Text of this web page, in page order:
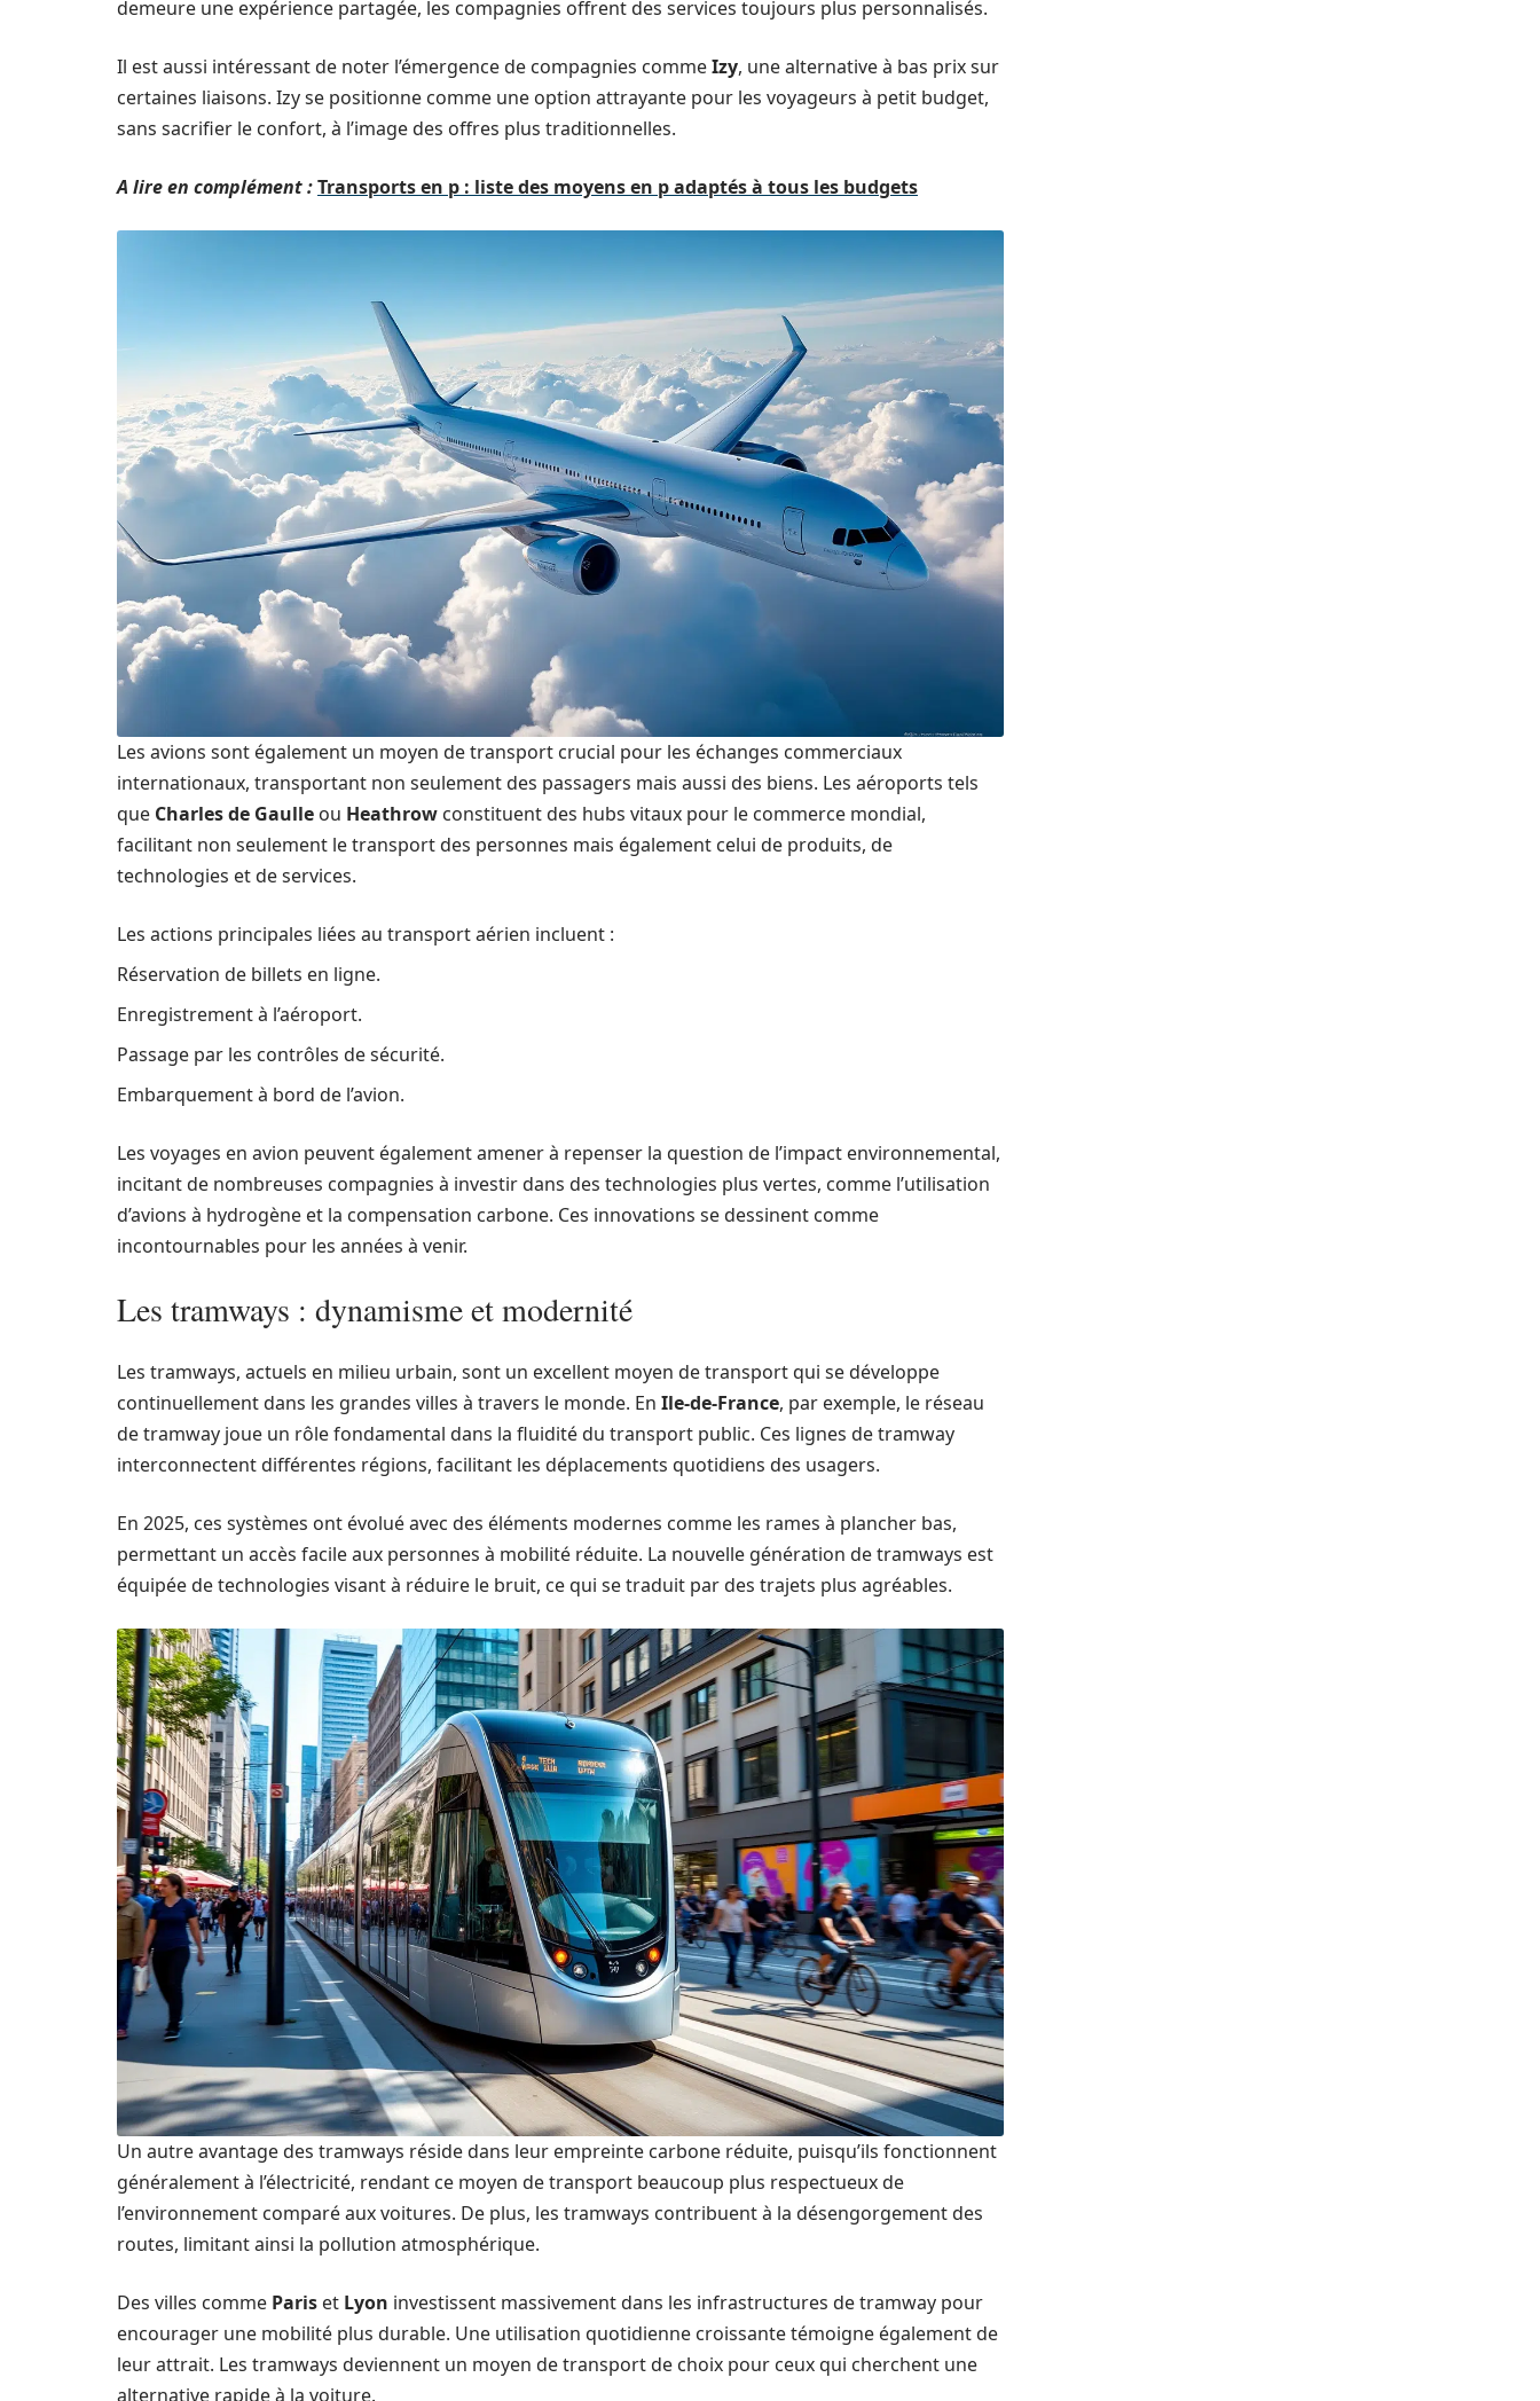
demeure une expérience partagée, les compagnies offrent des services toujours plus personnalisés.
Il est aussi intéressant de noter l’émergence de compagnies commeIzy, une alternative à bas prix sur
certaines liaisons. Izy se positionne comme une option attrayante pour les voyageurs à petit budget,
sans sacrifier le confort, à l’image des offres plus traditionnelles.
A lire en complément :Transports en p : liste des moyens en p adaptés à tous les budgets
Les avions sont également un moyen de transport crucial pour les échanges commerciaux
internationaux, transportant non seulement des passagers mais aussi des biens. Les aéroports tels
que Charles de Gaulle ou Heathrow constituent des hubs vitaux pour le commerce mondial,
facilitant non seulement le transport des personnes mais également celui de produits, de
technologies et de services.
Les actions principales liées au transport aérien incluent :
Réservation de billets en ligne.
Enregistrement à l’aéroport.
Passage par les contrôles de sécurité.
Embarquement à bord de l’avion.
Les voyages en avion peuvent également amener à repenser la question de l’impact environnemental,
incitant de nombreuses compagnies à investir dans des technologies plus vertes, comme l’utilisation
d’avions à hydrogène et la compensation carbone. Ces innovations se dessinent comme
incontournables pour les années à venir.
Les tramways : dynamisme et modernité
Les tramways, actuels en milieu urbain, sont un excellent moyen de transport qui se développe
continuellement dans les grandes villes à travers le monde. En Ile-de-France, par exemple, le réseau
de tramway joue un rôle fondamental dans la fluidité du transport public. Ces lignes de tramway
interconnectent différentes régions, facilitant les déplacements quotidiens des usagers.
En 2025, ces systèmes ont évolué avec des éléments modernes comme les rames à plancher bas,
permettant un accès facile aux personnes à mobilité réduite. La nouvelle génération de tramways est
équipée de technologies visant à réduire le bruit, ce qui se traduit par des trajets plus agréables.
Un autre avantage des tramways réside dans leur empreinte carbone réduite, puisqu’ils fonctionnent
généralement à l’électricité, rendant ce moyen de transport beaucoup plus respectueux de
l’environnement comparé aux voitures. De plus, les tramways contribuent à la désengorgement des
routes, limitant ainsi la pollution atmosphérique.
Des villes comme Paris et Lyon investissent massivement dans les infrastructures de tramway pour
encourager une mobilité plus durable. Une utilisation quotidienne croissante témoigne également de
leur attrait. Les tramways deviennent un moyen de transport de choix pour ceux qui cherchent une
alternative rapide à la voiture.